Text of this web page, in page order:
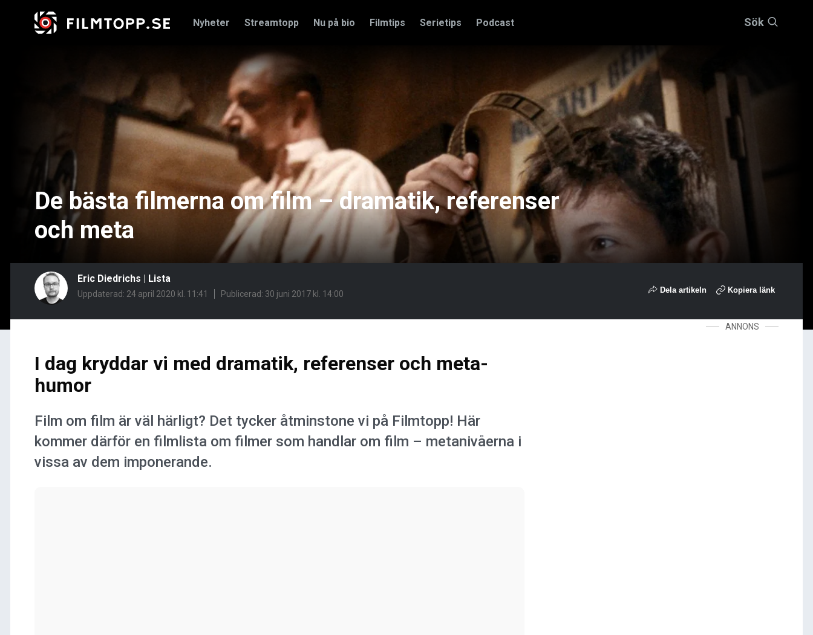
Nyheter Streamtopp Nu på bio Filmtips Serietips Podcast Sök
De bästa filmerna om film – dramatik, referenser
och meta
Eric Diedrichs | Lista
Uppdaterad: 24 april 2020 kl. 11:41 Publicerad: 30 juni 2017 kl. 14:00 Dela artikeln Kopiera länk
I dag kryddar vi med dramatik, referenser och meta-
humor
Film om film är väl härligt? Det tycker åtminstone vi på Filmtopp! Här
kommer därför en filmlista om filmer som handlar om film – metanivåerna i
vissa av dem imponerande.
ANNONS